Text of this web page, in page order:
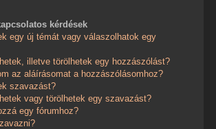
kérdések
egy új témát vagy válaszolhatok egy
illetve törölhetek egy hozzászólást?
az aláírásomat a hozzászólásomhoz?
szavazást?
vagy törölhetek egy szavazást?
egy fórumhoz?